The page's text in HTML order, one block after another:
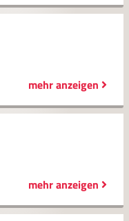
mehr anzeigen
mehr anzeigen